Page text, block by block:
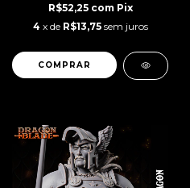
R$52,25 com Pix
4 x de R$13,75 sem juros